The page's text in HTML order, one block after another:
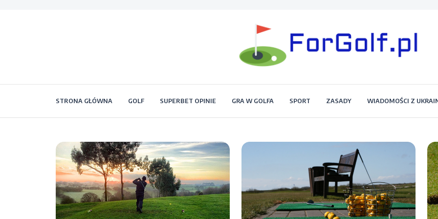
Forgolf.pl
STRONA GŁÓWNA GOLF SUPERBET OPINIE GRA W GOLFA SPORT ZASADY WIADOMOŚCI Z